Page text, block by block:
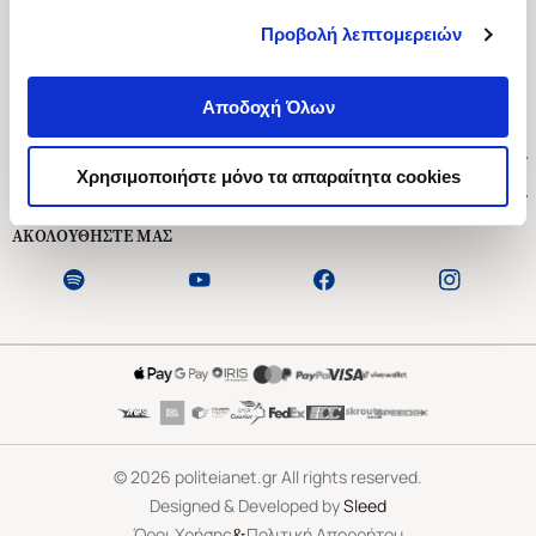
Προβολή λεπτομερειών
Αποδοχή Όλων
Χρησιμοποιήστε μόνο τα απαραίτητα cookies
Ασκληπιού 1-3, Αθήνα 106 79
Δευτέρα - Παρασκευή 09:00-21:00
Εξυπηρέτηση Πελατών
ΑΚΟΛΟΥΘΗΣΤΕ ΜΑΣ
©2026 politeianet.gr All rights reserved.
Designed & Developed bySleed